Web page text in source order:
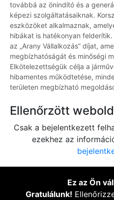
továbbá az önindító és a
képezi szolgáltatásaiknak.
eszközöket alkalmaznak,
hibákat is hatékonyan
az „Arany Vállalkozás” díjat,
megbízhatóságát és minőségi
Elkötelezettségük célja a
hibamentes működtetése,
területen megbízható
Ellenőrzött
Csak a bejelentkezett
ezekhez az
Ez az Ön
Gratulálunk!